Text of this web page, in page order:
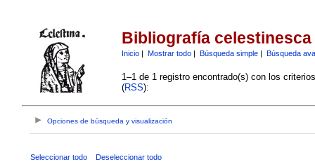
Bibliografía celestinesca
Inicio| Mostrar todo| Búsqueda simple| Búsqueda
1–1 de 1 registro encontrado(s) con los
(RSS):
Opciones de búsqueda y visualización
Seleccionar todo Deseleccionar todo